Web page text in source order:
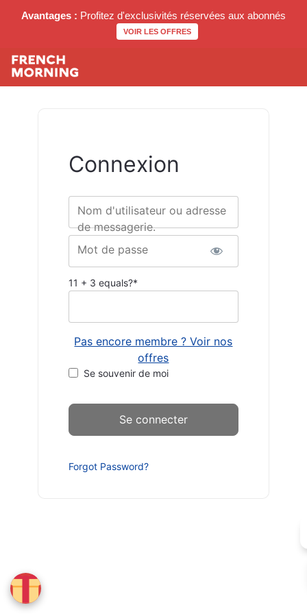
Avantages : Profitez d'exclusivités réservées aux abonnés
VOIR LES OFFRES
Connexion
Nom d'utilisateur ou adresse
de messagerie.
Mot de passe
11 + 3 equals?*
Pas encore membre ? Voir nos
offres
Se souvenir de moi
Forgot Password?